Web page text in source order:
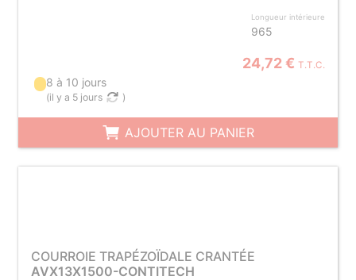
Longueur intérieure
965
24,72 € T.T.C.
8 à 10 jours
(il y a 5 jours )
AJOUTER AU PANIER
COURROIE TRAPÉZOÏDALE CRANTÉE
AVX13X1500-CONTITECH